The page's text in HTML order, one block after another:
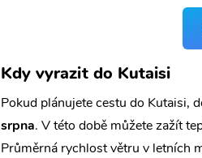
Kdy vyrazit do Kutaisi
Pokud plánujete cestu do Kutaisi,
srpna. V této době můžete zažít
Průměrná rychlost větru v letních